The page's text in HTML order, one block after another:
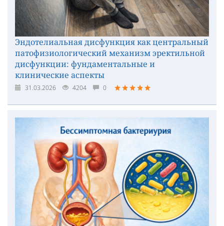
Эндотелиальная дисфункция как центральный
патофизиологический механизм эректильной
дисфункции: фундаментальные и
клинические аспекты
31.03.2026 4204 0